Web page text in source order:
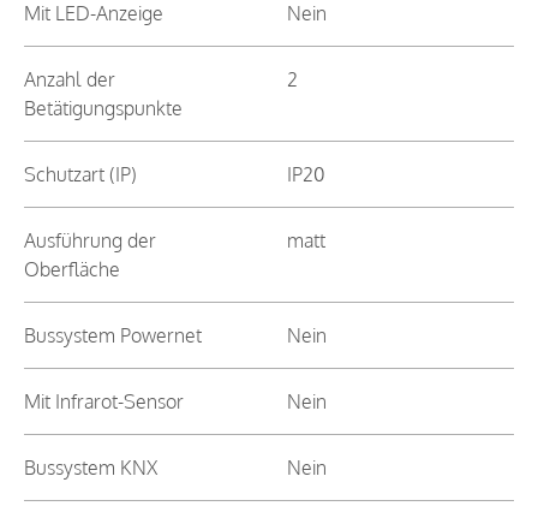
Mit LED-Anzeige Nein
Anzahl der
Betätigungspunkte
2
Schutzart (IP) IP20
Ausführung der
Oberfläche
matt
Bussystem Powernet Nein
Mit Infrarot-Sensor Nein
Bussystem KNX Nein